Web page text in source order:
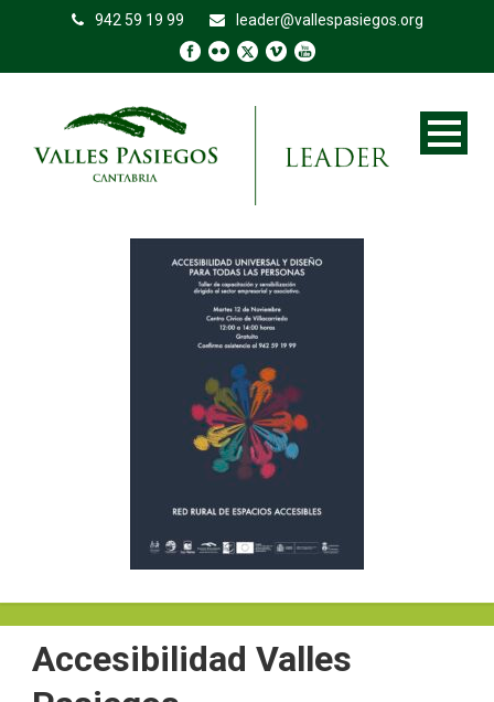
942 59 19 99 leader@vallespasiegos.org
Accesibilidad Valles